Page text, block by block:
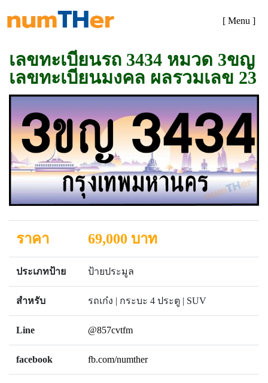
[ Menu ]
เลขทะเบียนรถ 3434 หมวด 3ขญ
เลขทะเบียนมงคล ผลรวมเลข 23
ราคา 69,000 บาท
ประเภทป้าย ป้ายประมูล
สำหรับ รถเก๋ง | กระบะ 4 ประตู | SUV
Line @857cvtfm
facebook fb.com/numther